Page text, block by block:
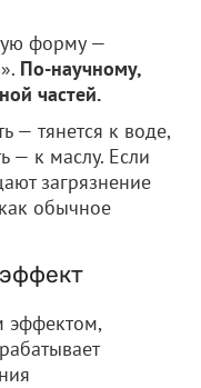
форму —
По-научному,
частей.
— тянется к воде,
— к маслу. Если
загрязнение
обычное